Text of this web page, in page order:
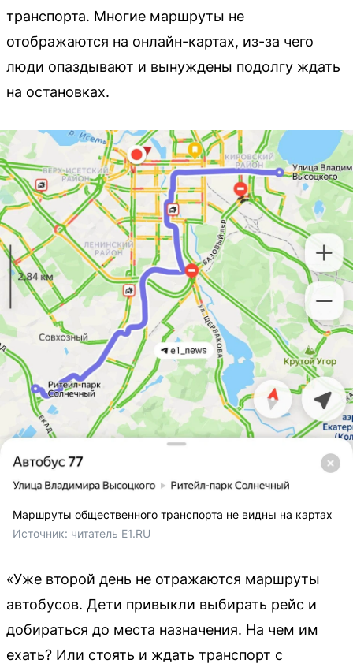
транспорта. Многие маршруты не
отображаются на онлайн-картах, из-за чего
люди опаздывают и вынуждены подолгу ждать
на остановках.
Маршруты общественного транспорта не видны на картах
Источник: читатель E1.RU
«Уже второй день не отражаются маршруты
автобусов. Дети привыкли выбирать рейс и
добираться до места назначения. На чем им
ехать? Или стоять и ждать транспорт с